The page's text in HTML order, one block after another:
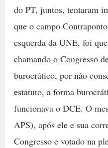
do PT, juntos, tentaram
que o campo
esquerda da UNE, foi
chamando o Congresso
burocrático, por não
estatuto, a forma
funcionava o DCE. O
APS), após ele e sua
Congresso e votado na